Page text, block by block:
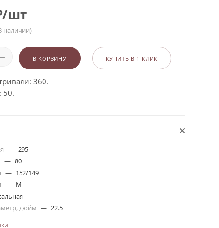
/шт
наличии)
В КОРЗИНУ КУПИТЬ В 1 КЛИК
360.
50.
— 295
— 80
— 152/149
— M
дюйм — 22.5